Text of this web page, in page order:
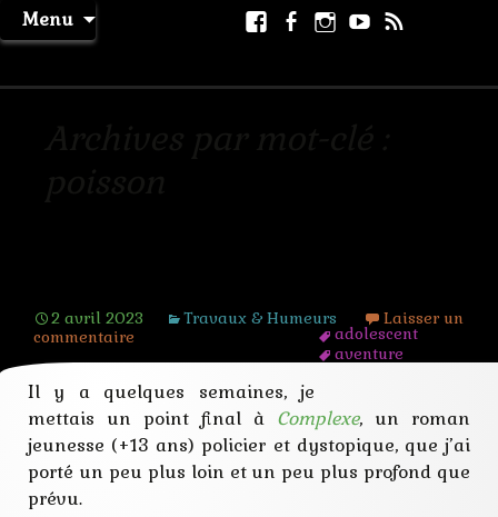
Menu
Aller
au
Facebook
Facebook
page
Instagram
Youtube
2 avril 2023 Travaux & Humeurs
adolescent
aventure
intrigue
jeunesse
journaliste
meurtre
mort
Laisser un
commentaire
Il y a quelques semaines, je
mettais un point final à Complexe, un roman
jeunesse (+13 ans) policier et dystopique, que j’ai
porté un peu plus loin et un peu plus profond que
prévu.